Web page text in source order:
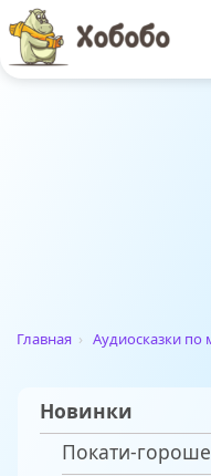
Главная › Аудиосказки
Новинки
Покати-